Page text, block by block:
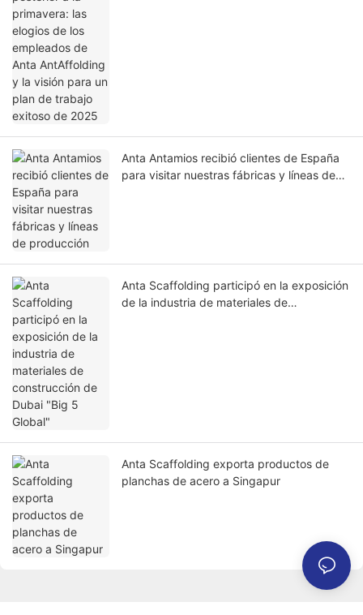
Anta Antamios recibió clientes de España
para visitar nuestras fábricas y líneas de
Anta Scaffolding participó en la exposición
de la industria de materiales de
Anta Scaffolding exporta productos de
planchas de acero a Singapur